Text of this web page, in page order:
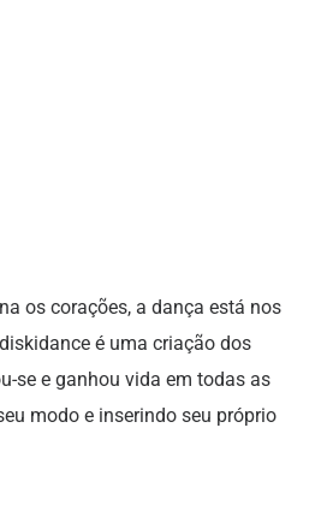
os corações, a dança está nos
é uma criação dos
se e ganhou vida em todas as
modo e inserindo seu próprio